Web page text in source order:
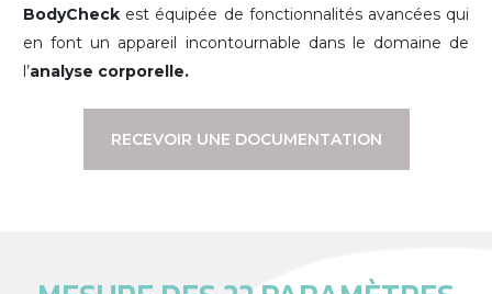
BodyCheck est équipée de fonctionnalités avancées qui
en font un appareil incontournable dans le domaine de
l’analyse corporelle.
RECEVOIR UNE DOCUMENTATION